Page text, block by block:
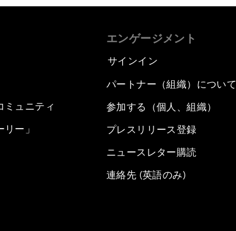
ミュニティ
ー」
エンゲージメント
サインイン
パートナー（組織）について
参加する（個人、組織）
プレスリリース登録
ニュースレター購読
連絡先 (英語のみ)